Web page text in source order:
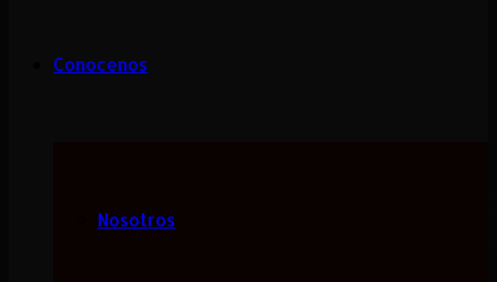
Conocenos
Nosotros